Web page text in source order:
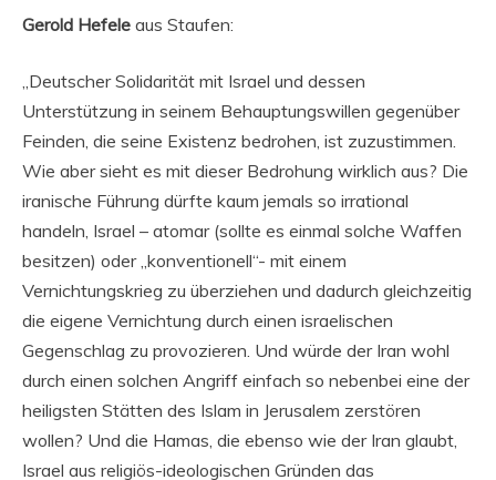
Gerold Hefele aus Staufen:
„Deutscher Solidarität mit Israel und dessen
Unterstützung in seinem Behauptungswillen gegenüber
Feinden, die seine Existenz bedrohen, ist zuzustimmen.
Wie aber sieht es mit dieser Bedrohung wirklich aus? Die
iranische Führung dürfte kaum jemals so irrational
handeln, Israel – atomar (sollte es einmal solche Waffen
besitzen) oder „konventionell“- mit einem
Vernichtungskrieg zu überziehen und dadurch gleichzeitig
die eigene Vernichtung durch einen israelischen
Gegenschlag zu provozieren. Und würde der Iran wohl
durch einen solchen Angriff einfach so nebenbei eine der
heiligsten Stätten des Islam in Jerusalem zerstören
wollen? Und die Hamas, die ebenso wie der Iran glaubt,
Israel aus religiös-ideologischen Gründen das